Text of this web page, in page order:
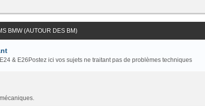
BMW (AUTOUR DES BM)
& E26Postez ici vos sujets ne traitant pas de problèmes techniques